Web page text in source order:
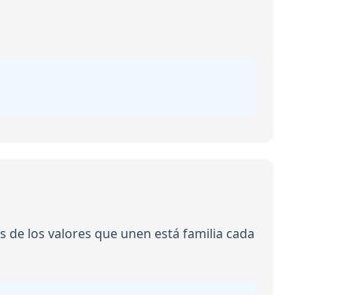
de los valores que unen está familia cada